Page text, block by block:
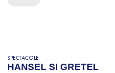
SPECTACOLE
HANSEL SI GRETEL